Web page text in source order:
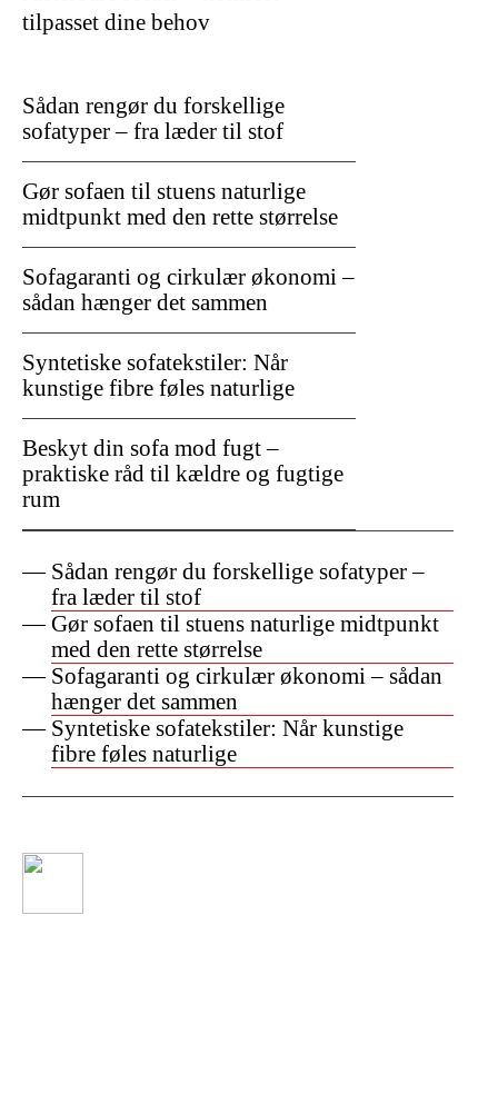
Sådan rengør du forskellige sofatyper –
fra læder til stof
Gør sofaen til stuens naturlige midtpunkt
med den rette størrelse
Sofagaranti og cirkulær økonomi – sådan
hænger det sammen
Syntetiske sofatekstiler: Når kunstige
fibre føles naturlige
tilpasset dine behov
Sådan rengør du forskellige
sofatyper – fra læder til stof
Gør sofaen til stuens naturlige
midtpunkt med den rette størrelse
Sofagaranti og cirkulær økonomi –
sådan hænger det sammen
Syntetiske sofatekstiler: Når
kunstige fibre føles naturlige
Beskyt din sofa mod fugt –
praktiske råd til kældre og fugtige
rum